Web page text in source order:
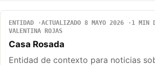
ENTIDAD ACTUALIZADO 8 MAYO 2026
1 MIN
VALENTINA ROJAS
Casa Rosada
Entidad de contexto para noticias